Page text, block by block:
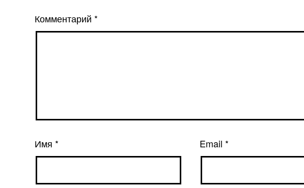
Комментарий *
Имя * Email *